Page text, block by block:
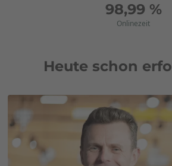
98,99 %
Onlinezeit
Heute schon